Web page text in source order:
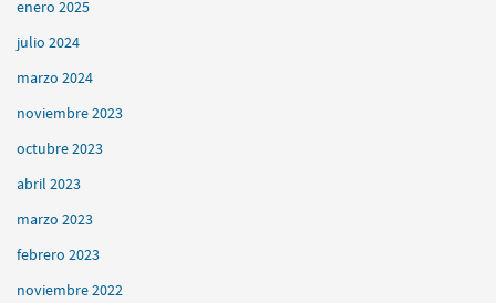
enero 2025
julio 2024
marzo 2024
noviembre 2023
octubre 2023
abril 2023
marzo 2023
febrero 2023
noviembre 2022